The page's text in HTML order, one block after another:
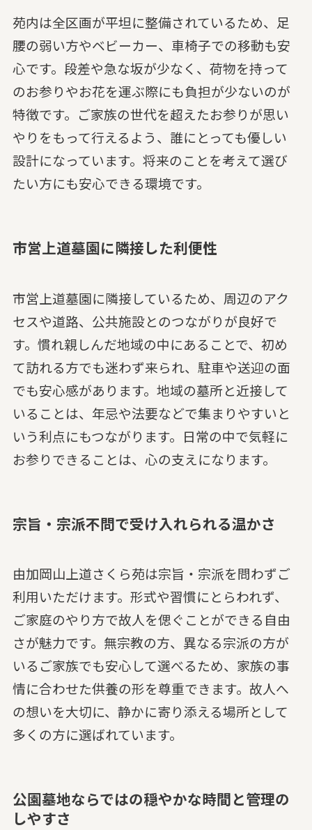
苑内は全区画が平坦に整備されているため、足
腰の弱い方やベビーカー、車椅子での移動も安
心です。段差や急な坂が少なく、荷物を持って
のお参りやお花を運ぶ際にも負担が少ないのが
特徴です。ご家族の世代を超えたお参りが思い
やりをもって行えるよう、誰にとっても優しい
設計になっています。将来のことを考えて選び
たい方にも安心できる環境です。
市営上道墓園に隣接した利便性
市営上道墓園に隣接しているため、周辺のアク
セスや道路、公共施設とのつながりが良好で
す。慣れ親しんだ地域の中にあることで、初め
て訪れる方でも迷わず来られ、駐車や送迎の面
でも安心感があります。地域の墓所と近接して
いることは、年忌や法要などで集まりやすいと
いう利点にもつながります。日常の中で気軽に
お参りできることは、心の支えになります。
宗旨・宗派不問で受け入れられる温かさ
由加岡山上道さくら苑は宗旨・宗派を問わずご
利用いただけます。形式や習慣にとらわれず、
ご家庭のやり方で故人を偲ぐことができる自由
さが魅力です。無宗教の方、異なる宗派の方が
いるご家族でも安心して選べるため、家族の事
情に合わせた供養の形を尊重できます。故人へ
の想いを大切に、静かに寄り添える場所として
多くの方に選ばれています。
公園墓地ならではの穏やかな時間と管理の
しやすさ